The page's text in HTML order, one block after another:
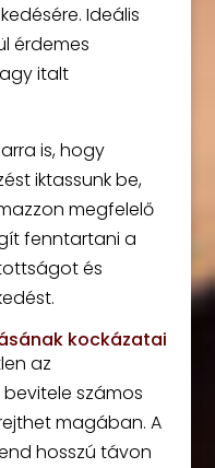
Ideális
érdemes
italt
is, hogy
iktassunk be,
megfelelő
fenntartani a
és
kockázatai
az
számos
magában. A
hosszú távon